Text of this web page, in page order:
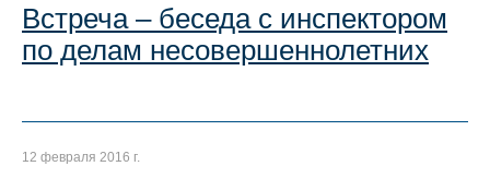
Встреча – беседа с инспектором
по делам несовершеннолетних
12 февраля 2016 г.